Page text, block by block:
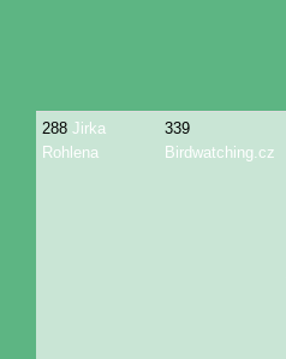
288 Jirka
Rohlena
339
Birdwatching.cz